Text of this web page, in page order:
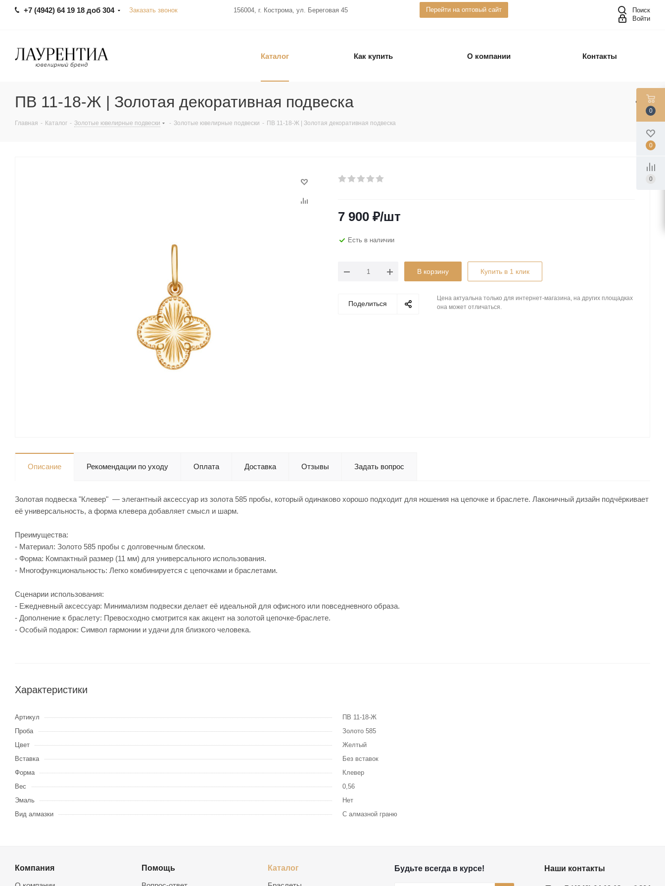
+7 (4942) 64 19 18 доб 304 Заказать звонок 156004, г. Кострома, ул. Береговая 45 Перейти на оптовый сайт
Поиск
Войти
Каталог Как купить О компании Контакты
ПВ 11-18-Ж | Золотая декоративная подвеска
Главная - Каталог - Золотые ювелирные подвески - Золотые ювелирные подвески - ПВ 11-18-Ж | Золотая декоративная подвеска
7 900 ₽/шт
Есть в наличии
В корзину Купить в 1 клик
Поделиться
Цена актуальна только для интернет-магазина, на других площадках
она может отличаться.
Описание Рекомендации по уходу Оплата Доставка Отзывы Задать вопрос
Золотая подвеска "Клевер" — элегантный аксессуар из золота 585 пробы, который одинаково хорошо подходит для ношения на цепочке и браслете. Лаконичный дизайн подчёркивает
её универсальность, а форма клевера добавляет смысл и шарм.
Преимущества:
- Материал: Золото 585 пробы с долговечным блеском.
- Форма: Компактный размер (11 мм) для универсального использования.
- Многофункциональность: Легко комбинируется с цепочками и браслетами.
Сценарии использования:
- Ежедневный аксессуар: Минимализм подвески делает её идеальной для офисного или повседневного образа.
- Дополнение к браслету: Превосходно смотрится как акцент на золотой цепочке-браслете.
- Особый подарок: Символ гармонии и удачи для близкого человека.
Характеристики
Артикул
ПВ 11-18-Ж
Проба
Золото 585
Цвет
Желтый
Вставка
Без вставок
Форма
Клевер
Вес
0,56
Эмаль
Нет
Вид алмазки
С алмазной граню
Компания Помощь Каталог Будьте всегда в курсе! Наши контакты
0
0
0